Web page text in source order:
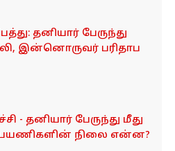
தனியார் பேருந்து
இன்னொருவர் பரிதாப
- தனியார் பேருந்து மீது
- பயணிகளின் நிலை என்ன?